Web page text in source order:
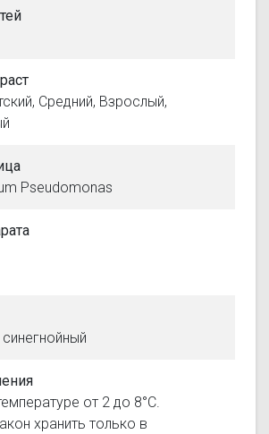
Средний, Взрослый,
Pseudomonas
от 2 до 8°С.
хранить только в